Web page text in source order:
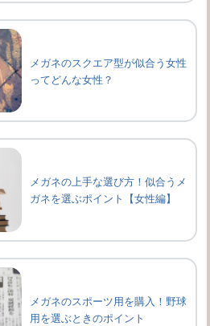
メガネのスクエア型が似合う女性
ってどんな女性？
メガネの上手な選び方！似合うメ
ガネを選ぶポイント【女性編】
メガネのスポーツ用を購入！野球
用を選ぶときのポイント